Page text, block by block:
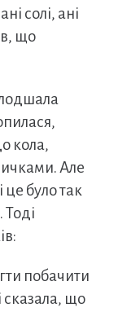
солі, ані
що
кола,
Але
це було так
Тоді
побачити
сказала, що